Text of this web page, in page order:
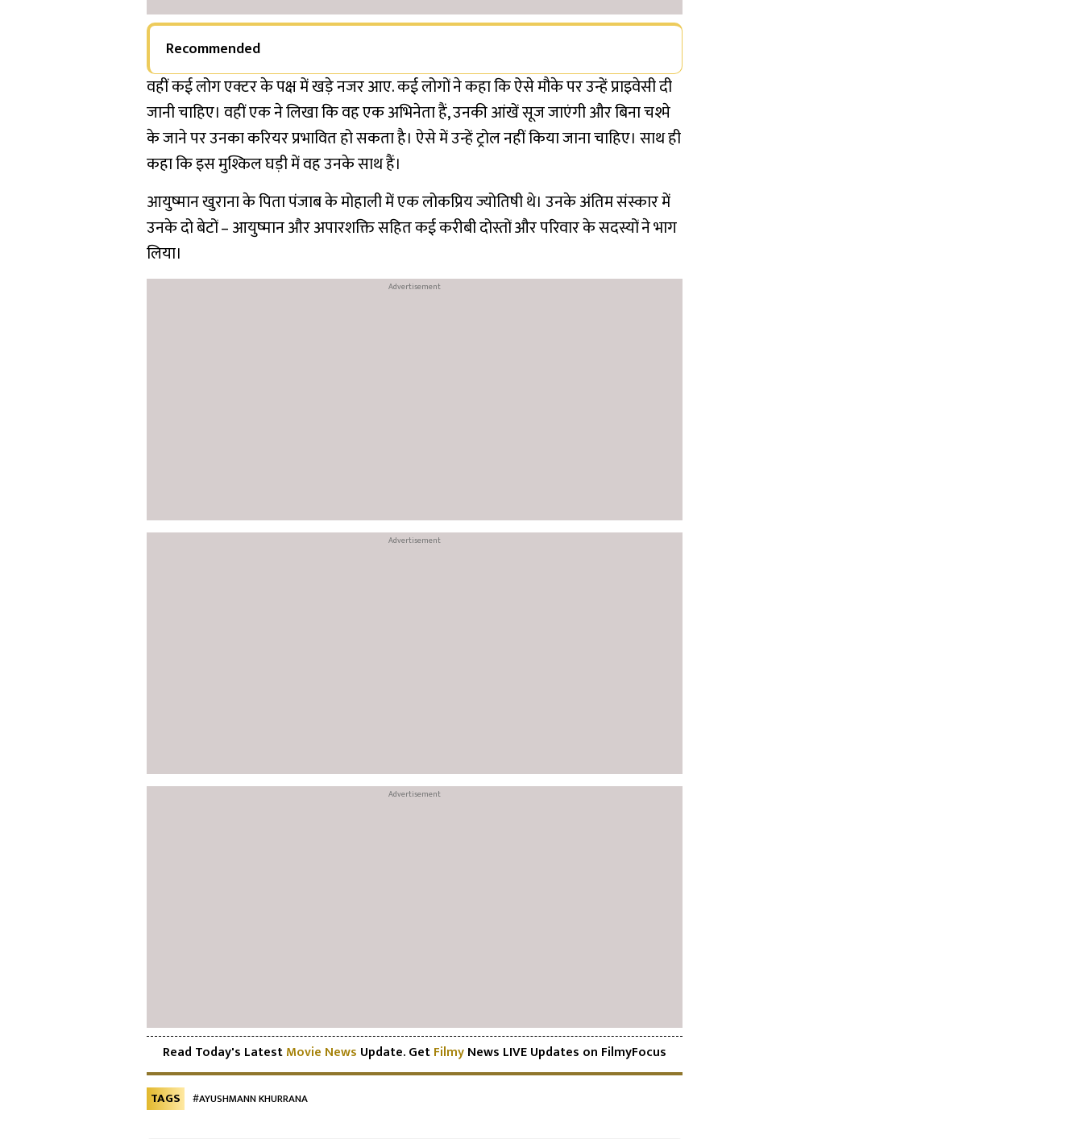
Recommended
वहीं कई लोग एक्टर के पक्ष में खड़े नजर आए. कई लोगों ने कहा कि ऐसे मौके पर उन्हें प्राइवेसी दी
जानी चाहिए। वहीं एक ने लिखा कि वह एक अभिनेता हैं, उनकी आंखें सूज जाएंगी और बिना चश्मे
के जाने पर उनका करियर प्रभावित हो सकता है। ऐसे में उन्हें ट्रोल नहीं किया जाना चाहिए। साथ ही
कहा कि इस मुश्किल घड़ी में वह उनके साथ हैं।
आयुष्मान खुराना के पिता पंजाब के मोहाली में एक लोकप्रिय ज्योतिषी थे। उनके अंतिम संस्कार में
उनके दो बेटों – आयुष्मान और अपारशक्ति सहित कई करीबी दोस्तों और परिवार के सदस्यों ने भाग
लिया।
Read Today's LatestMovie News Update. GetFilmyNews LIVE Updates on FilmyFocus
TAGS #AYUSHMANN KHURRANA